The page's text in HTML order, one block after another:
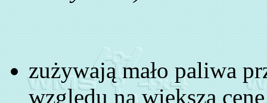
zużywają mało paliwa
względu na większą